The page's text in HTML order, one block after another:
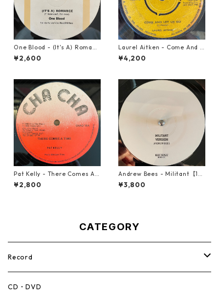
One Blood - (It's A) Romanc
e【12-50054】
¥2,600
Laurel Aitken - Come And L
et Us Go【7-21779】
¥4,200
Pat Kelly - There Comes A T
ime【12-50057】
¥2,800
Andrew Bees ‎- Militant【12-
50066】
¥3,800
CATEGORY
Record
Mento,Calypso,Ballad
CD・DVD